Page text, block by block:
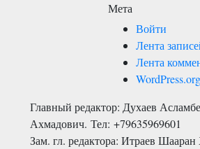
Мета
Войти
Лента
Лента
WordPress.org
Главный редактор: Духаев
Ахмадович. Тел: +79635969601
Зам. гл. редактора: Итраев